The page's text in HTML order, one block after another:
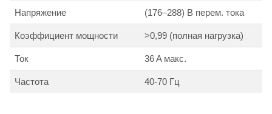
Напряжение (176–288) В перем. тока
Коэффициент мощности >0,99 (полная нагрузка)
Ток 36 A макс.
Частота 40-70 Гц